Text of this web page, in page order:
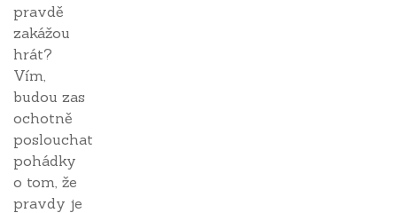
pravdě
zakážou
hrát?
Vím,
budou zas
ochotně
poslouchat
pohádky
o tom, že
pravdy je